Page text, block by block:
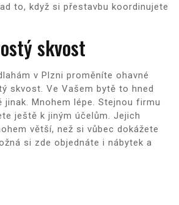
to, když si přestavbu koordinujete
skvost
v Plzni proměníte ohavné
skvost. Ve Vašem bytě to hned
jinak. Mnohem lépe. Stejnou firmu
ještě k jiným účelům. Jejich
větší, než si vůbec dokážete
si zde objednáte i nábytek a